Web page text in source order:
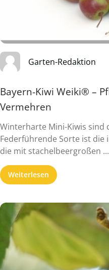
Garten-Redaktion
Bayern-Kiwi Weiki® –
Vermehren
Winterharte Mini-Kiwis sind
Federführende Sorte ist die
die mit stachelbeergroßen ...
Weiterlesen